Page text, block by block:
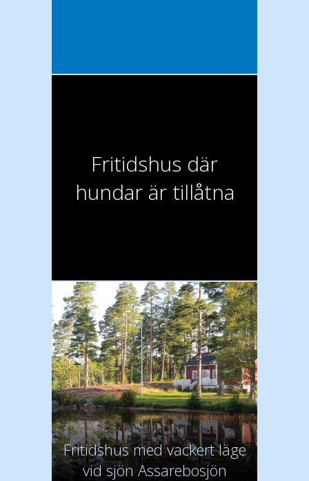
Fritidshus där
hundar är tillåtna
Fritidshus med vackert läge
vid sjön Assarebosjön